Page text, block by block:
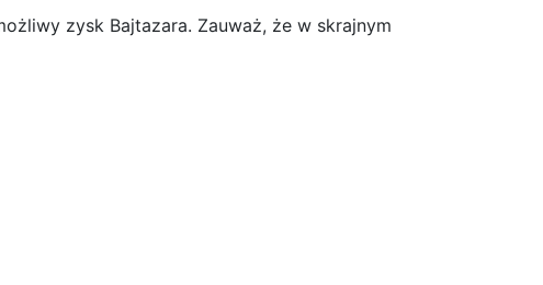
zysk Bajtazara. Zauważ, że w skrajnym